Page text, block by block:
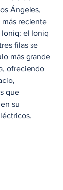
Ángeles,
más reciente
Ioniq: el Ioniq
filas se
más grande
ofreciendo
que
su